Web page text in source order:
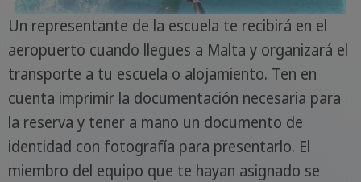
Un representante de la escuela te recibirá en el
aeropuerto cuando llegues a Malta y organizará el
transporte a tu escuela o alojamiento. Ten en
cuenta imprimir la documentación necesaria para
la reserva y tener a mano un documento de
identidad con fotografía para presentarlo. El
miembro del equipo que te hayan asignado se